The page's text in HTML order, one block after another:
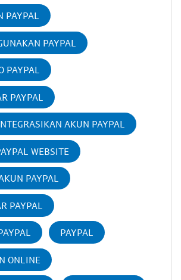
PAYPAL
PAYPAL
PAYPAL
PAYPAL
AKUN PAYPAL
WEBSITE
PAYPAL
PAYPAL
PAYPAL
ONLINE